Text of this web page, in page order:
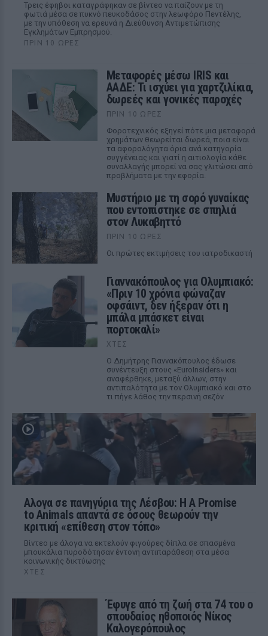
Τρεις έφηβοι καταγράφηκαν σε βίντεο να παίζουν με τη
φωτιά μέσα σε πυκνό πευκοδάσος στην λεωφόρο Πεντέλης,
με την υπόθεση να ερευνά η Διεύθυνση Αντιμετώπισης
Εγκλημάτων Εμπρησμού.
ΠΡΙΝ 10 ΏΡΕΣ
Μεταφορές μέσω IRIS και
ΑΑΔΕ: Τι ισχύει για χαρτζιλίκια,
δωρεές και γονικές παροχές
ΠΡΙΝ 10 ΏΡΕΣ
Φοροτεχνικός εξηγεί πότε μια μεταφορά
χρημάτων θεωρείται δωρεά, ποια είναι
τα αφορολόγητα όρια ανά κατηγορία
συγγένειας και γιατί η αιτιολογία κάθε
συναλλαγής μπορεί να σας γλιτώσει από
προβλήματα με την εφορία.
Μυστήριο με τη σορό γυναίκας
που εντοπίστηκε σε σπηλιά
στον Λυκαβηττό
ΠΡΙΝ 10 ΏΡΕΣ
Οι πρώτες εκτιμήσεις του ιατροδικαστή
Γιαννακόπουλος για Ολυμπιακό:
«Πριν 10 χρόνια φώναζαν
οφσάιντ, δεν ήξεραν ότι η
μπάλα μπάσκετ είναι
πορτοκαλί»
ΧΤΕΣ
Ο Δημήτρης Γιαννακόπουλος έδωσε
συνέντευξη στους «EuroInsiders» και
αναφέρθηκε, μεταξύ άλλων, στην
αντιπαλότητα με τον Ολυμπιακό και στο
τι πήγε λάθος την περσινή σεζόν
Αλογα σε πανηγύρια της Λέσβου: Η A Promise
to Animals απαντά σε όσους θεωρούν την
κριτική «επίθεση στον τόπο»
Βίντεο με άλογα να εκτελούν φιγούρες δίπλα σε σπασμένα
μπουκάλια πυροδότησαν έντονη αντιπαράθεση στα μέσα
κοινωνικής δικτύωσης
ΧΤΕΣ
Έφυγε από τη ζωή στα 74 του ο
σπουδαίος ηθοποιός Νίκος
Καλογερόπουλος